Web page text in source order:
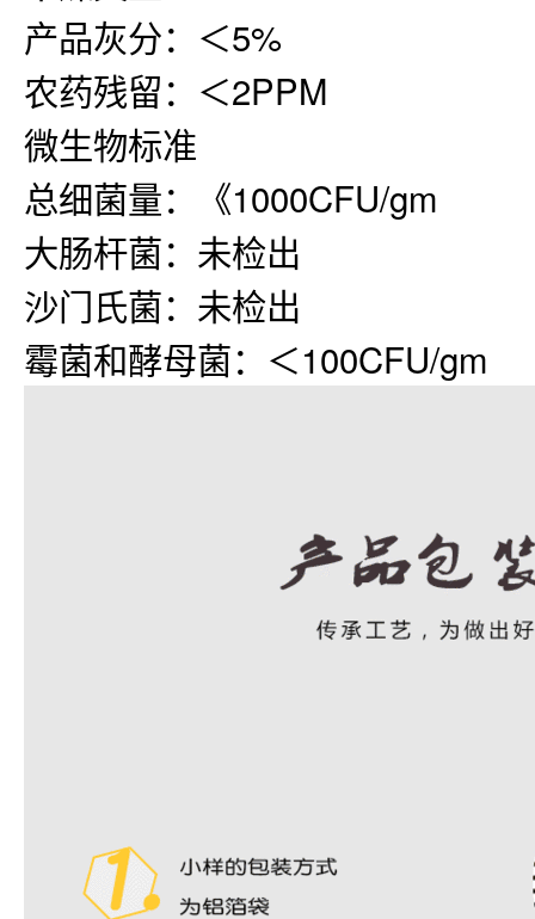
产品灰分：＜5%
农药残留：＜2PPM
微生物标准
总细菌量：《1000CFU/gm
大肠杆菌：未检出
沙门氏菌：未检出
霉菌和酵母菌：＜100CFU/gm